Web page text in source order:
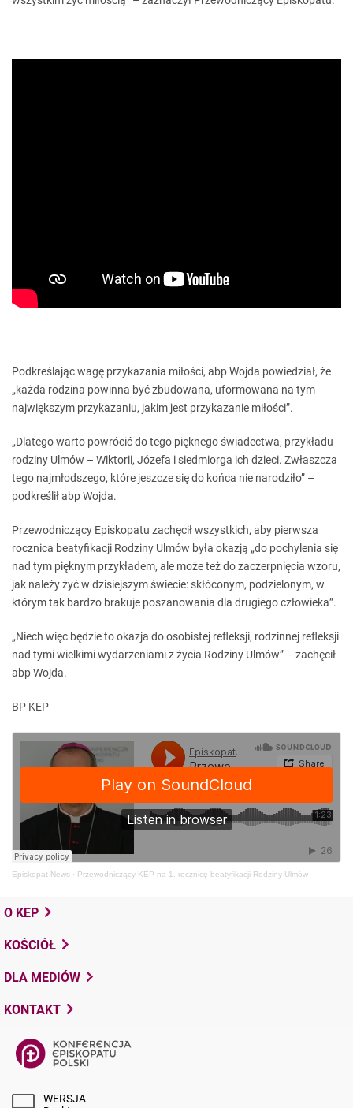
Podkreślając wagę przykazania miłości, abp Wojda powiedział, że
„każda rodzina powinna być zbudowana, uformowana na tym
największym przykazaniu, jakim jest przykazanie miłości”.
„Dlatego warto powrócić do tego pięknego świadectwa, przykładu
rodziny Ulmów – Wiktorii, Józefa i siedmiorga ich dzieci. Zwłaszcza
tego najmłodszego, które jeszcze się do końca nie narodziło” –
podkreślił abp Wojda.
Przewodniczący Episkopatu zachęcił wszystkich, aby pierwsza
rocznica beatyfikacji Rodziny Ulmów była okazją „do pochylenia się
nad tym pięknym przykładem, ale może też do zaczerpnięcia wzoru,
jak należy żyć w dzisiejszym świecie: skłóconym, podzielonym, w
którym tak bardzo brakuje poszanowania dla drugiego człowieka”.
„Niech więc będzie to okazja do osobistej refleksji, rodzinnej refleksji
nad tymi wielkimi wydarzeniami z życia Rodziny Ulmów” – zachęcił
abp Wojda.
BP KEP
Episkopat News · Przewodniczący KEP na 1. rocznicę beatyfikacji Rodziny Ulmów
O KEP
KOŚCIÓŁ
DLA MEDIÓW
KONTAKT
WERSJA